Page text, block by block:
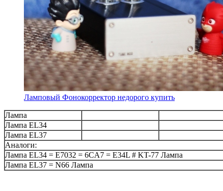
Ламповый Фонокорректор недорого купить
Лампа
Лампа EL34
Лампа EL37
Аналоги:
Лампа EL34 = E7032 = 6CA7 = E34L # KT-77 Лампа
Лампа EL37 = N66 Лампа